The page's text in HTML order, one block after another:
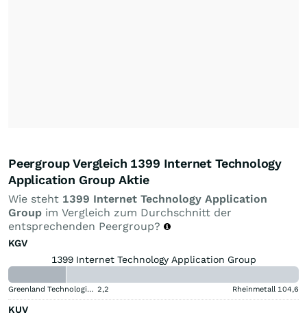
Peergroup Vergleich 1399 Internet Technology
Application Group Aktie
Wie steht 1399 Internet Technology Application
Group im Vergleich zum Durchschnitt der
entsprechenden Peergroup?
KGV
1399 Internet Technology Application Group
Greenland Technologies Holding 2,2 Rheinmetall 104,6
KUV